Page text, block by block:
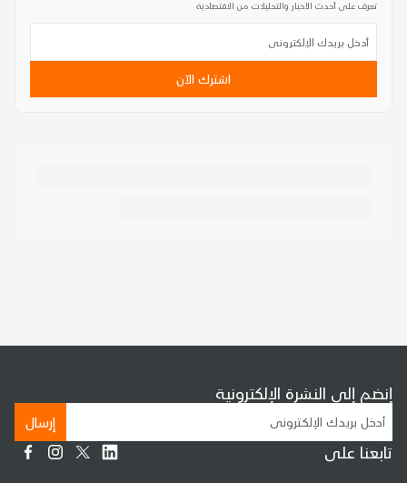
تعرف على أحدث الأخبار والتحليلات من الاقتصادية
اشترك الآن
إنضم إلى النشرة الإلكترونية
إرسال
تابعنا على